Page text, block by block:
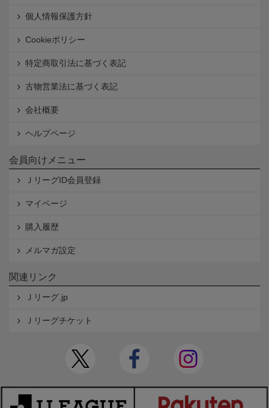
個人情報保護方針
Cookieポリシー
特定商取引法に基づく表記
古物営業法に基づく表記
会社概要
ヘルプページ
会員向けメニュー
ＪリーグID会員登録
マイページ
購入履歴
メルマガ設定
関連リンク
Ｊリーグ.jp
Ｊリーグチケット